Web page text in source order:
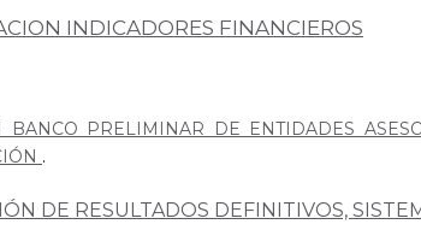
INDICADORES FINANCIEROS
BANCO PRELIMINAR DE ENTIDADES
.
DE RESULTADOS DEFINITIVOS,